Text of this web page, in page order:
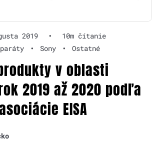
2019 •
10m čítanie
• Sony • Ostatné
v oblasti
2019 až 2020 podľa
EISA